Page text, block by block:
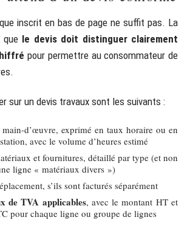
inscrit en bas de page ne suffit pas. La
que le devis doit distinguer clairement
pour permettre au consommateur de
sur un devis travaux sont les suivants :
d’œuvre, exprimé en taux horaire ou en
avec le volume d’heures estimé
et fournitures, détaillé par type (et non
ligne « matériaux divers »)
s’ils sont facturés séparément
de TVA applicables, avec le montant HT et
pour chaque ligne ou groupe de lignes